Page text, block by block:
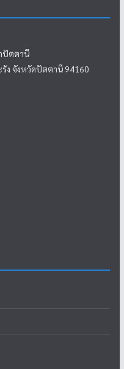
ปัตตานี
ง จังหวัดปัตตานี 94160